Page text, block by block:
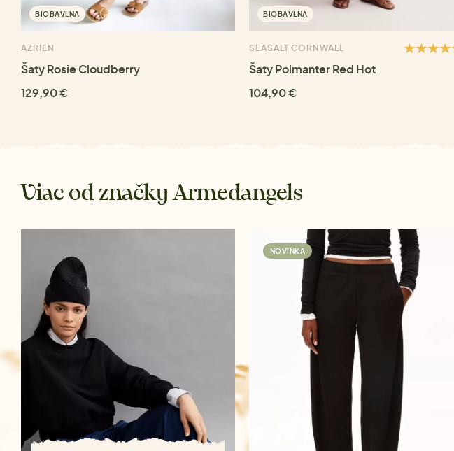
BIOBAVLNA
AZRIEN
Šaty Rosie Cloudberry
129,90 €
BIOBAVLNA
SEASALT CORNWALL
Šaty Polmanter Red Hot
104,90 €
Viac od značky Armedangels
NOVINKA